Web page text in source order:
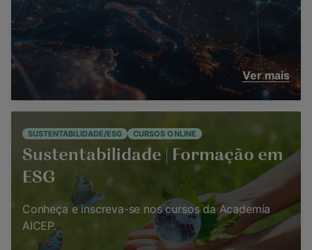
Ver mais
SUSTENTABILIDADE/ESG CURSOS ONLINE
Sustentabilidade | Formação em
ESG
Conheça e inscreva-se nos cursos da Academia
AICEP.